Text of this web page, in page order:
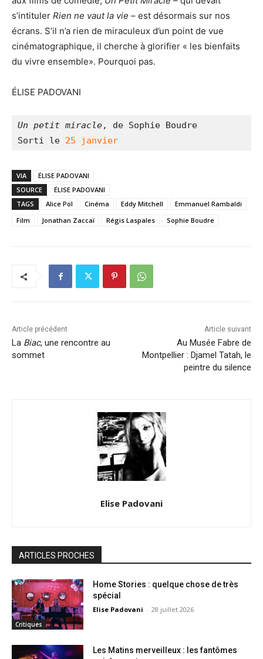
s’intituler Rien ne vaut la vie – est désormais sur nos
écrans. S’il n’a rien de miraculeux d’un point de vue
cinématographique, il cherche à glorifier « les bienfaits
du vivre ensemble». Pourquoi pas.
ÉLISE PADOVANI
Un petit miracle, de Sophie Boudre
Sorti le 25 janvier
VIA
ÉLISE PADOVANI
SOURCE
ÉLISE PADOVANI
TAGS
Alice Pol Cinéma Eddy Mitchell
Emmanuel Rambaldi
Film
Jonathan Zaccaï Régis Laspales Sophie Boudre
Article précédent
La Biac, une rencontre au
sommet
Article suivant
Au Musée Fabre de
Montpellier : Djamel Tatah, le
peintre du silence
Elise Padovani
ARTICLES PROCHES
Critiques
Home Stories : quelque chose de très
spécial
Elise Padovani - 28 juillet 2026
Les Matins merveilleux : les fantômes